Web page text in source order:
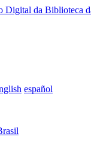
Digital da Biblioteca
español